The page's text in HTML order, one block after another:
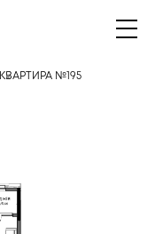
КВАРТИРА №195